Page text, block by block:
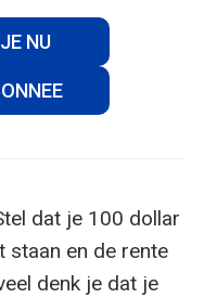
NU
dat je 100 dollar
staan ​​en de rente
denk je dat je